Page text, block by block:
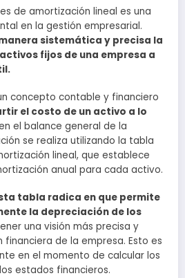
de amortización lineal es una
en la gestión empresarial.
sistemática y precisa la
fijos de una empresa a
concepto contable y financiero
el costo de un activo a lo
el balance general de la
se realiza utilizando la tabla
lineal, que establece
anual para cada activo.
tabla radica en que permite
la depreciación de los
una visión más precisa y
de la empresa. Esto es
en el momento de calcular los
estados financieros.